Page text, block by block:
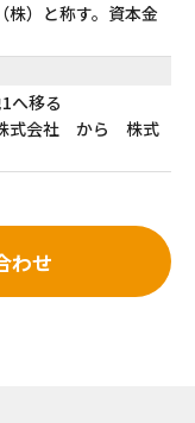
株）と称す。資本金
へ移る
式会社 から 株式
わせ